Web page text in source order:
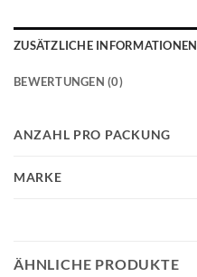
ZUSÄTZLICHE INFORMATIONEN
BEWERTUNGEN (0)
ANZAHL PRO PACKUNG
MARKE
ÄHNLICHE PRODUKTE